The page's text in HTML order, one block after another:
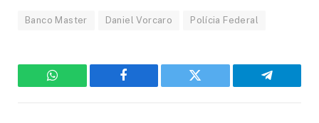
Banco Master Daniel Vorcaro Polícia Federal
WhatsApp Facebook Twitter Telegram